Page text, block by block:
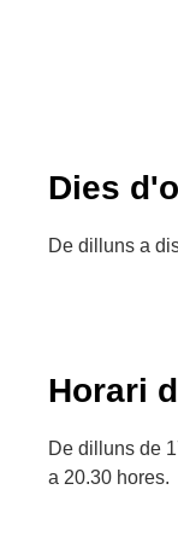
Dies
De dilluns a
Horari
De dilluns de
a 20.30 hores.